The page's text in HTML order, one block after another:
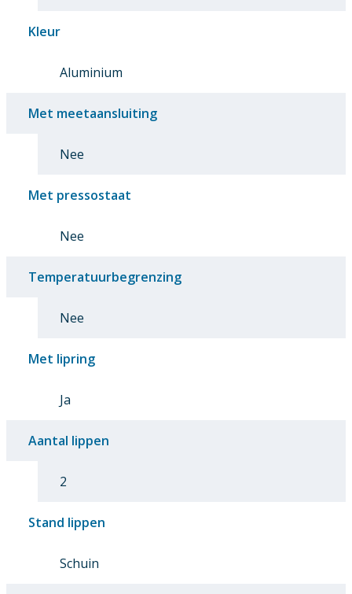
Kleur
Aluminium
Met meetaansluiting
Nee
Met pressostaat
Nee
Temperatuurbegrenzing
Nee
Met lipring
Ja
Aantal lippen
2
Stand lippen
Schuin